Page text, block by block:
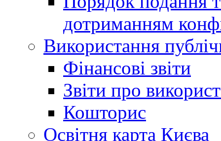
дотриманням
Використання
Фінансові звіти
Звіти про
Кошторис
Освітня карта Києва